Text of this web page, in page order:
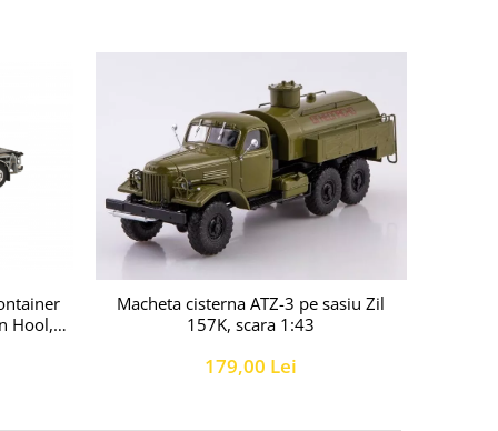
Hool,
Macheta cisterna ATZ-3 pe sasiu Zil
157K, scara 1:43
179,00 Lei